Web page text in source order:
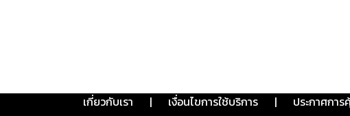
เกี่ยวกับเรา | เงื่อนไขการใช้บริการ | ประกาศกา